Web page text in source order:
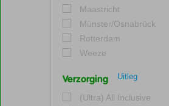
Maastricht
Münster/Osnabrück
Rotterdam
Weeze
Verzorging Uitleg
(Ultra) All Inclusive